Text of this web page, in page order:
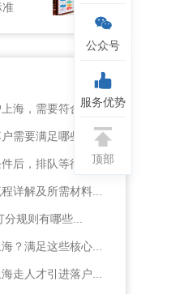
准
海，需要符合哪...
需要满足哪些申...
件后，排队等待的...
详解及所需材料...
规则有哪些...
？满足这些核心...
走人才引进落户...
公众号
服务优势
顶部